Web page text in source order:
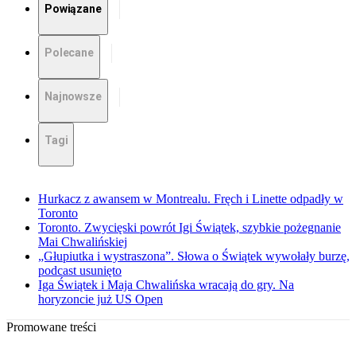
Powiązane
Polecane
Najnowsze
Tagi
Hurkacz z awansem w Montrealu. Fręch i Linette odpadły w
Toronto
Toronto. Zwycięski powrót Igi Świątek, szybkie pożegnanie
Mai Chwalińskiej
„Głupiutka i wystraszona”. Słowa o Świątek wywołały burzę,
podcast usunięto
Iga Świątek i Maja Chwalińska wracają do gry. Na
horyzoncie już US Open
Promowane treści